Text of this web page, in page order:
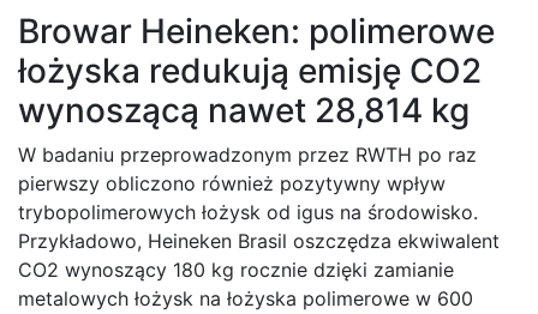
Browar Heineken: polimerowe
łożyska redukują emisję CO2
wynoszącą nawet 28,814 kg
W badaniu przeprowadzonym przez RWTH po raz
pierwszy obliczono również pozytywny wpływ
trybopolimerowych łożysk od igus na środowisko.
Przykładowo, Heineken Brasil oszczędza ekwiwalent
CO2 wynoszący 180 kg rocznie dzięki zamianie
metalowych łożysk na łożyska polimerowe w 600